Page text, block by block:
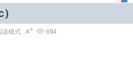
694
读模式